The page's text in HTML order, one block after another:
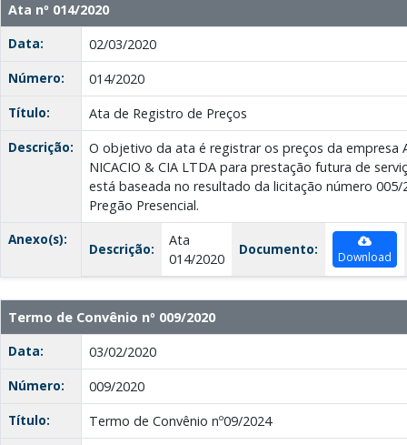
Ata nº 014/2020
Data:
02/03/2020
Número:
014/2020
Título:
Ata de Registro de Preços
Descrição:
O objetivo da ata é registrar os preços da empresa
NICACIO & CIA LTDA para prestação futura de
está baseada no resultado da licitação número
Pregão Presencial.
Anexo(s):
Descrição:
Ata
014/2020
Documento: Download
Termo de Convênio nº 009/2020
Data:
03/02/2020
Número:
009/2020
Título:
Termo de Convênio nº09/2024